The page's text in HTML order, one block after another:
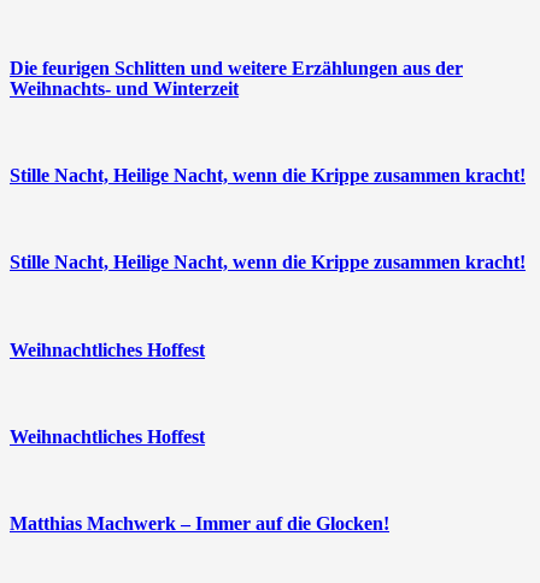
Die feurigen Schlitten und weitere Erzählungen aus der
Weihnachts- und Winterzeit
Stille Nacht, Heilige Nacht, wenn die Krippe zusammen kracht!
Stille Nacht, Heilige Nacht, wenn die Krippe zusammen kracht!
Weihnachtliches Hoffest
Weihnachtliches Hoffest
Matthias Machwerk – Immer auf die Glocken!